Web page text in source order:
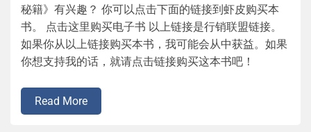
秘籍》有兴趣？ 你可以点击下面的链接到虾皮购买本
书。 点击这里购买电子书 以上链接是行销联盟链接。
如果你从以上链接购买本书，我可能会从中获益。如果
你想支持我的话，就请点击链接购买这本书吧！
Read More